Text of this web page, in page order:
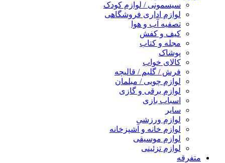
سیسمونی / لوازم کودک
لوازم اداری فروشگاهی
تصفیه آب و هوا
کیف و کفش
مجله و کتاب
پوشاک
کالای خواب
فرش / گلیم / قالیچه
لوازم چوبی / مبلمان
لوازم برقی و گازی
اسباب بازی
سایر
لوازم ورزشی
لوازم خانه و آشپزخانه
لوازم موسیقی
لوازم تزئینی
متفرقه